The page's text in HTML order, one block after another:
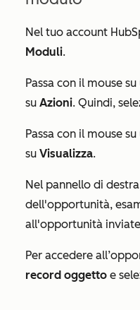
Nel tuo account
Moduli.
Passa con il mouse
su Azioni. Quindi,
Passa con il mouse su
su Visualizza.
Nel pannello di
dell'opportunità,
all'opportunità
Per accedere
record oggetto e